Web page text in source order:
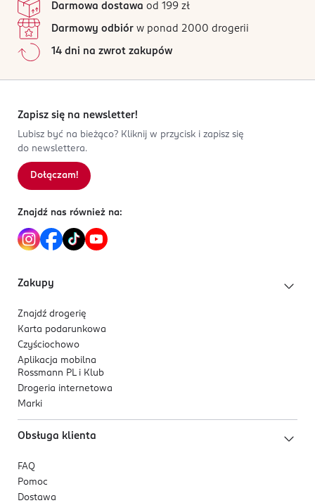
Darmowa dostawa od 199 zł
Darmowy odbiór w ponad 2000 drogerii
14 dni na zwrot zakupów
Zapisz się na newsletter!
Lubisz być na bieżąco? Kliknij w przycisk i zapisz się
do newslettera.
Dołączam!
Znajdź nas również na:
Zakupy
Znajdź drogerię
Karta podarunkowa
Czyściochowo
Aplikacja mobilna
Rossmann PL i Klub
Drogeria internetowa
Marki
Obsługa klienta
FAQ
Pomoc
Dostawa